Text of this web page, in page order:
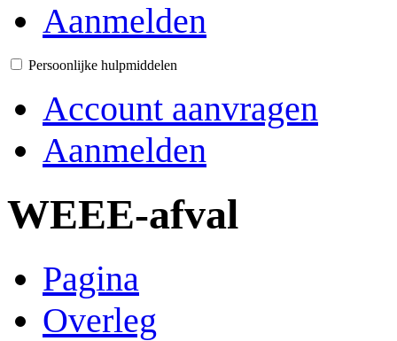
Aanmelden
Persoonlijke hulpmiddelen
Account aanvragen
Aanmelden
WEEE-afval
Pagina
Overleg